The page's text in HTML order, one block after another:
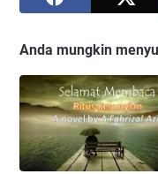
Anda mungkin